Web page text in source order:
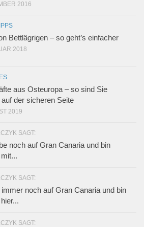
2016
Bettlägrigen – so geht’s einfacher
2018
aus Osteuropa – so sind Sie
der sicheren Seite
2019
SAGT:
noch auf Gran Canaria und bin
SAGT:
noch auf Gran Canaria und bin
SAGT: